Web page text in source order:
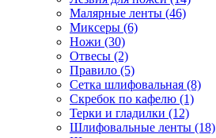
Малярные ленты (46)
Миксеры (6)
Ножи (30)
Отвесы (2)
Правило (5)
Сетка шлифовальная (8)
Скребок по кафелю (1)
Терки и гладилки (12)
Шлифовальные ленты (18)